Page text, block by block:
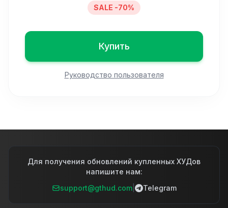
SALE -70%
Купить
Руководство пользователя
Для получения обновлений купленных ХУДов
напишите нам:
support@gthud.com| Telegram